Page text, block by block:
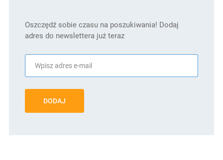
Oszczędź sobie czasu na poszukiwania! Dodaj
adres do newslettera już teraz
DODAJ